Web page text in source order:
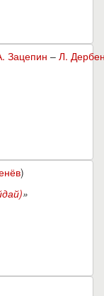
Зацепин – Л.
)
»